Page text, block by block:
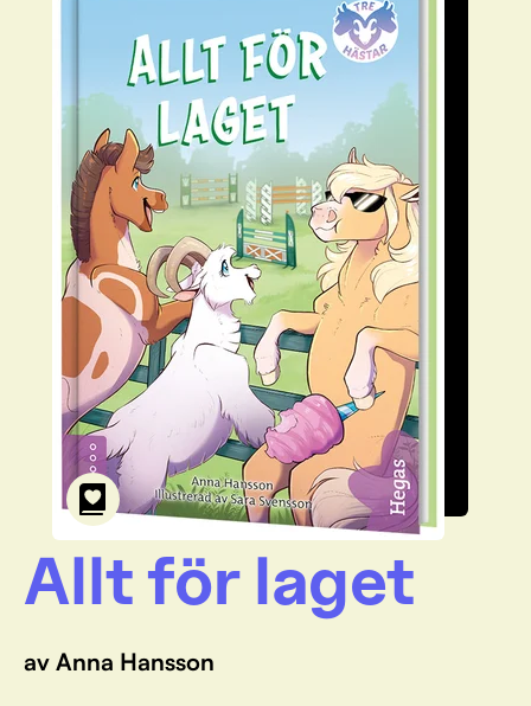
Olivia tipsar
Vinnare
FAQ
För bibliotek
Allt för laget
av Anna Hansson